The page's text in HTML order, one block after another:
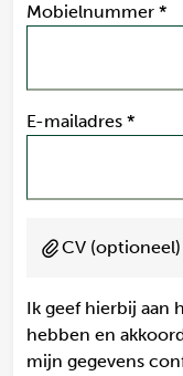
Mobielnummer *
E-mailadres *
CV (optioneel)
Ik geef hierbij aan
hebben en
mijn gegevens